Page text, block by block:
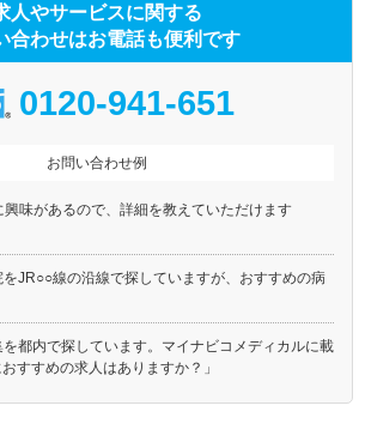
人やサービスに関する
合わせはお電話も便利です
0120-941-651
お問い合わせ例
興味があるので、詳細を教えていただけます
をJR○○線の沿線で探していますが、おすすめの病
を都内で探しています。マイナビコメディカルに載
すすめの求人はありますか？」